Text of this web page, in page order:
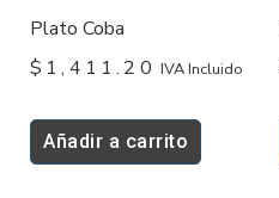
Plato Coba
$ 1,411.20 IVA Incluido
Añadir a carrito